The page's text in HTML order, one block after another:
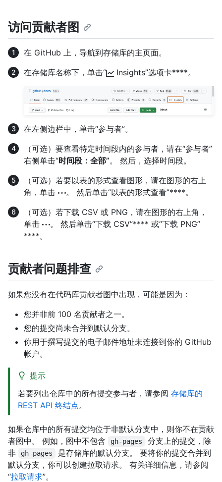
访问贡献者图
在 GitHub 上，导航到存储库的主页面。
在存储库名称下，单击“
Insights”选项卡****。
在左侧边栏中，单击“参与者”。
（可选）要查看特定时间段内的参与者，请在“参与者”
右侧单击“时间段：全部”。 然后，选择时间段。
（可选）若要以表的形式查看图形，请在图形的右上
角，单击
。 然后单击“以表的形式查看”****。
（可选）若下载 CSV 或 PNG，请在图形的右上角，
单击
。 然后单击“下载 CSV”**** 或“下载 PNG”
****。
贡献者问题排查
如果您没有在代码库贡献者图中出现，可能是因为：
您并非前 100 名贡献者之一。
您的提交尚未合并到默认分支。
你用于撰写提交的电子邮件地址未连接到你的 GitHub
帐户。
提示
若要列出仓库中的所有提交参与者，请参阅 存储库的
REST API 终结点。
如果仓库中的所有提交均位于非默认分支中，则你不在贡献
者图中。 例如，图中不包含
gh-pages
分支上的提交，除
非
gh-pages
是存储库的默认分支。 要将你的提交合并到
默认分支，你可以创建拉取请求。 有关详细信息，请参阅
“拉取请求”。